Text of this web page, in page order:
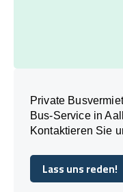
Private
Bus-Service in
Kontaktieren Sie
Lass uns reden!
Lass uns reden!